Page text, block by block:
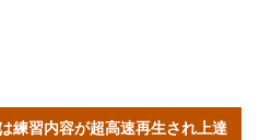
練習内容が超高速再生され上達